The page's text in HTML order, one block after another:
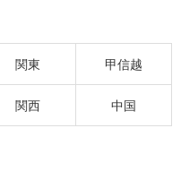
関東 甲信越
関西 中国